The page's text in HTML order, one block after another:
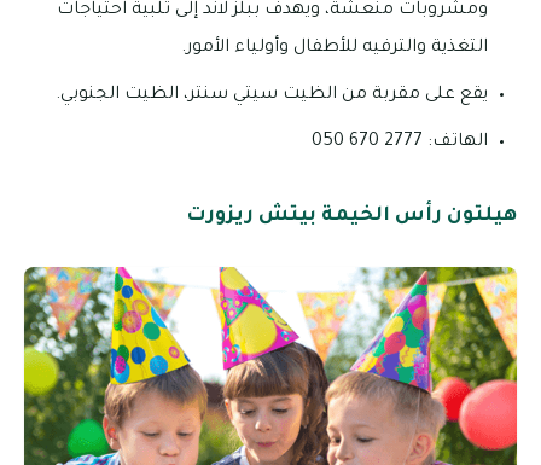
ومشروبات منعشة، ويهدف ببلز لاند إلى تلبية احتياجات
التغذية والترفيه للأطفال وأولياء الأمور.
يقع على مقربة من الظيت سيتي سنتر، الظيت الجنوبي.
الهاتف: 2777 670 050
هيلتون رأس الخيمة بيتش ريزورت